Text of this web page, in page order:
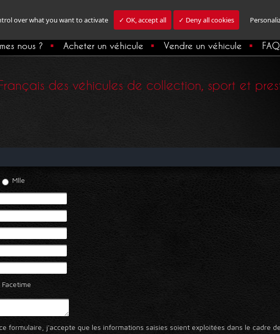
over what you want to activate ✓ OK, accept all ✓ Deny all cookies
Inscription
nous ? Acheter un véhicule Vendre un véhicule FAQ
des véhicules de collection, sport et
Mlle
Facetime
formulaire, j'accepte que les informations saisies soient exploitées dans le cadre